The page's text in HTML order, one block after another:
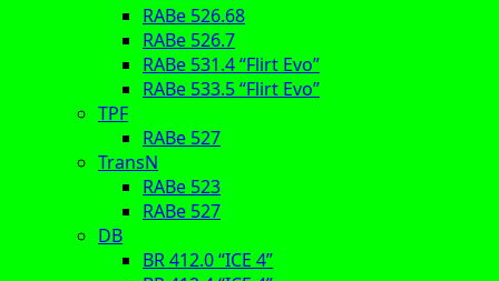
RABe 526.68
RABe 526.7
RABe 531.4 “Flirt Evo”
RABe 533.5 “Flirt Evo”
TPF
RABe 527
TransN
RABe 523
RABe 527
DB
BR 412.0 “ICE 4”